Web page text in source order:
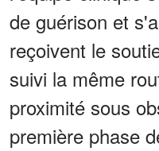
de guérison et
reçoivent le
suivi la même
proximité sous
première phase